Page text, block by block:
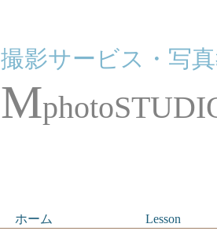
撮影サービス・ 写
M
ホーム Lesson